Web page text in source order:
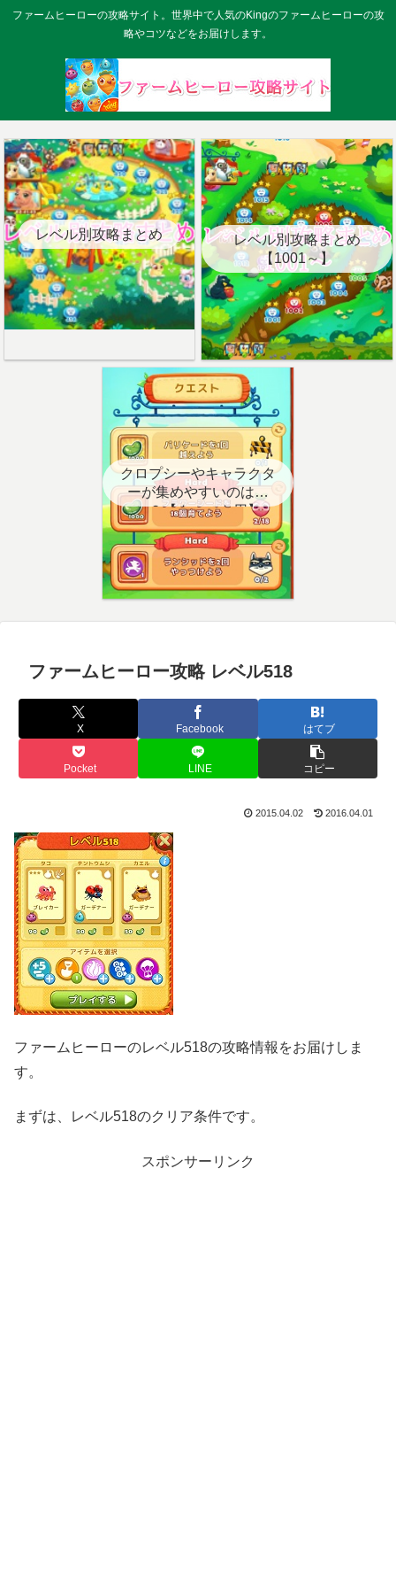
ファームヒーローの攻略サイト。世界中で人気のKingのファームヒーローの攻
略やコツなどをお届けします。
レベル別攻略まとめ
レベル別攻略まとめ
【1001～】
クロプシーやキャラクタ
ーが集めやすいのはど
こ？【クエスト用】
ファームヒーロー攻略 レベル518
X Facebook はてブ
Pocket LINE コピー
2015.04.02 2016.04.01
ファームヒーローのレベル518の攻略情報をお届けしま
す。
まずは、レベル518のクリア条件です。
スポンサーリンク